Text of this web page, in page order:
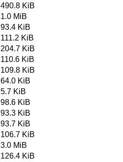
490.8 KiB
1.0 MiB
93.4 KiB
111.2 KiB
204.7 KiB
110.6 KiB
109.8 KiB
64.0 KiB
5.7 KiB
98.6 KiB
93.3 KiB
93.7 KiB
106.7 KiB
3.0 MiB
126.4 KiB